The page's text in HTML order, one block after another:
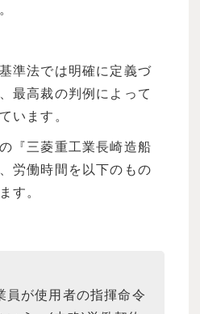
準法では明確に定義づ
最高裁の判例によって
います。
『三菱重工業長崎造船
労働時間を以下のもの
す。
員が使用者の指揮命令